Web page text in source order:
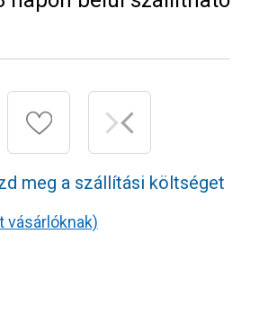
meg a szállítási költséget
vásárlóknak)